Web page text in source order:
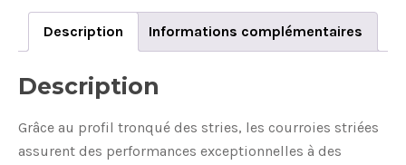
Description Informations complémentaires
Description
Grâce au profil tronqué des stries, les courroies striées
assurent des performances exceptionnelles à des